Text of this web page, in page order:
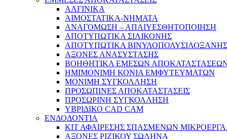
ΑΛΓΙΝΙΚΑ
ΑΙΜΟΣΤΑΤΙΚΑ-ΝΗΜΑΤΑ
ΑΝΑΓΟΜΩΣΗ – ΑΠΑΙΥΕΣΘΗΤΟΠΟΙΗΣΗ
ΑΠΟΤΥΠΩΤΙΚΑ ΣΙΛΙΚΟΝΗΣ
ΑΠΟΤΥΠΩΤΙΚΑ ΒΙΝΥΛΟΠΟΛΥΣΙΛΟΞΑΝΗΣ
ΑΞΟΝΕΣ ΑΝΑΣΥΣΤΑΣΗΣ
ΒΟΗΘΗΤΙΚΑ ΕΜΕΣΩΝ
ΗΜΙΜΟΝΙΜΗ ΚΟΝΙΑ ΕΜΦΥΤΕΥΜΑΤΩΝ
ΜΟΝΙΜΗ ΣΥΓΚΟΛΛΗΣΗ
ΠΡΟΣΩΠΙΝΕΣ ΑΠΟΚΑΤΑΣΤΑΣΕΙΣ
ΠΡΟΣΩΡΙΝΗ ΣΥΓΚΟΛΛΗΣΗ
ΥΒΡΙΔΙΚΟ CAD CAM
ΕΝΔΟΔΟΝΤΙΑ
ΚΙΤ ΑΦΑΙΡΕΣΗΣ ΣΠΑΣΜΕΝΩΝ
ΑΞΟΝΕΣ ΡΙΖΙΚΟΥ ΣΩΛΗΝΑ